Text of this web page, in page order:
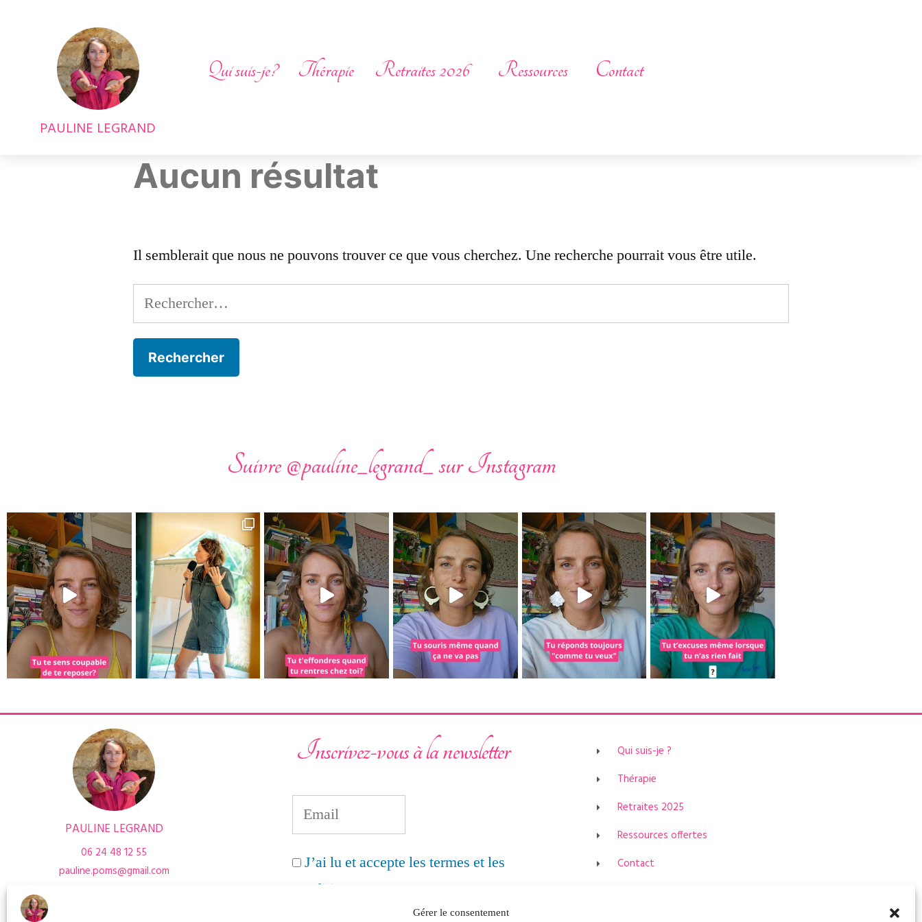
Gérer le consentement
PAULINE LEGRAND
Qui suis-je? Thérapie Retraites 2026 Ressources Contact
Aucun résultat
Il semblerait que nous ne pouvons trouver ce que vous cherchez. Une recherche pourrait vous être utile.
Suivre @pauline_legrand_ sur Instagram
PAULINE LEGRAND
06 24 48 12 55
pauline.poms@gmail.com
Inscrivez-vous à la newsletter
J’ai lu et accepte les termes et les
conditions
Qui suis-je ?
Thérapie
Retraites 2025
Ressources offertes
Contact